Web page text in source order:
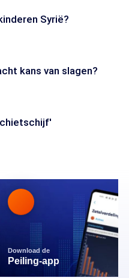
Syrië?
kans van slagen?
Download de
Peiling-app